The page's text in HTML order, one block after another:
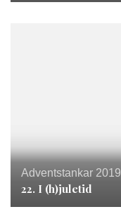
Adventstankar 2019
22. I (h)juletid